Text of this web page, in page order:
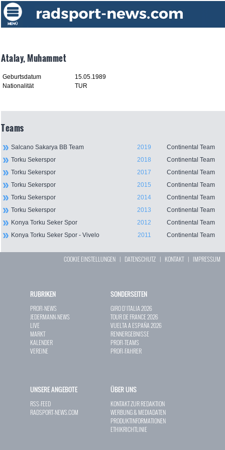
Atalay, Muhammet
Geburtsdatum
15.05.1989
Nationalität
TUR
Teams
Salcano Sakarya BB Team 2019
Continental Team
Torku Sekerspor
2018
Continental Team
Torku Sekerspor
2017
Continental Team
Torku Sekerspor
2015
Continental Team
Torku Sekerspor
2014
Continental Team
Torku Sekerspor
2013
Continental Team
Konya Torku Seker Spor
2012
Continental Team
Konya Torku Seker Spor - Vivelo
2011 Continental Team
COOKIE EINSTELLUNGEN | DATENSCHUTZ | KONTAKT| IMPRESSUM
RUBRIKEN
PROFI-NEWS
JEDERMANN-NEWS
LIVE
MARKT
KALENDER
VEREINE
SONDERSEITEN
GIRO D`ITALIA 2026
TOUR DE FRANCE 2026
VUELTA A ESPAÑA 2026
RENNERGEBNISSE
PROFI-TEAMS
PROFI-FAHRER
UNSERE ANGEBOTE
RSS-FEED
RADSPORT-NEWS.COM
ÜBER UNS
KONTAKT ZUR REDAKTION
WERBUNG & MEDIADATEN
PRODUKTINFORMATIONEN
ETHIKRICHTLINIE